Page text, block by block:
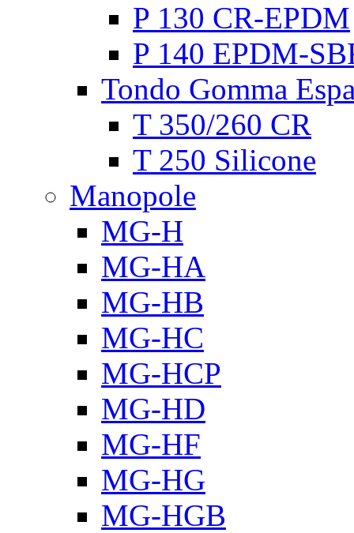
P 130 CR-EPDM
P 140 EPDM-
Tondo Gomma
T 350/260 CR
T 250 Silicone
Manopole
MG-H
MG-HA
MG-HB
MG-HC
MG-HCP
MG-HD
MG-HF
MG-HG
MG-HGB